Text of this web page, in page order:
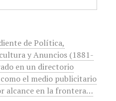
de Política,
y Anuncios (1881-
en un directorio
el medio publicitario
alcance en la frontera…